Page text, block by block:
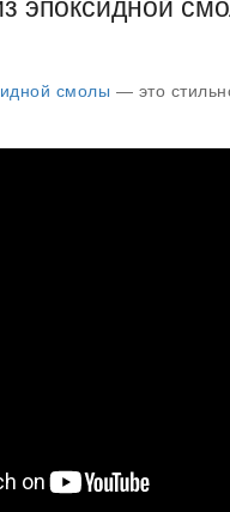
эпоксидной
смолы — это